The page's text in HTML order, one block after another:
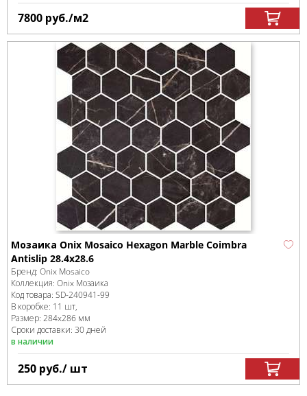
7800 руб./м2
Мозаика Onix Mosaico Hexagon Marble Coimbra
Antislip 28.4х28.6
Бренд: Onix Mosaico
Коллекция: Onix Мозаика
Код товара: SD-240941-99
В коробке: 11 шт,
Размер: 284x286 мм
Сроки доставки: 30 дней
в наличии
250 руб./ шт